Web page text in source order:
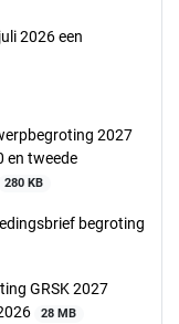
2026 een
2027
en tweede
280 KB
begroting
GRSK 2027
28 MB